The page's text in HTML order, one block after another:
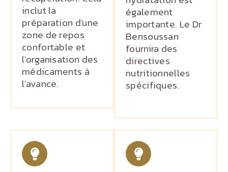
inclut la
préparation d'une
zone de repos
confortable et
l'organisation des
médicaments à
l'avance.
également
importante. Le Dr
Bensoussan
fournira des
directives
nutritionnelles
spécifiques.